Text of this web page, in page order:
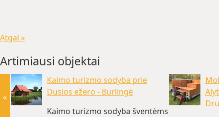
Atgal »
Artimiausi objektai
Kaimo turizmo sodyba prie
Dusios ežero - Burlingė
Kaimo turizmo sodyba šventėms
«